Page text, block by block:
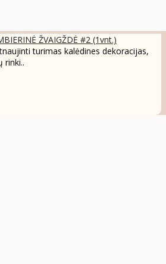
ŽVAIGŽDĖ #2 (1vnt.)
turimas kalėdines dekoracijas,
rinki..